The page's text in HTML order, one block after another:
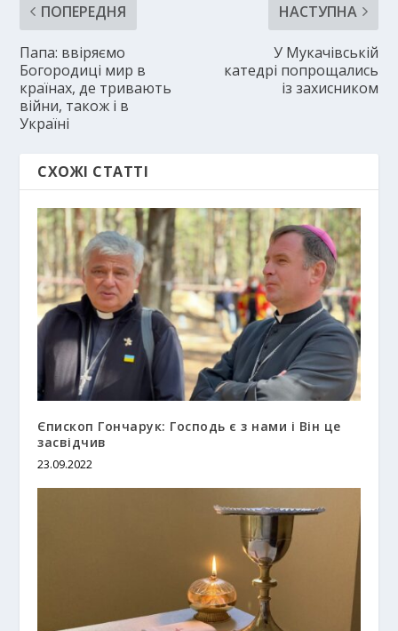
ПОПЕРЕДНЯ
Папа: ввіряємо
Богородиці мир в
країнах, де тривають
війни, також і в
Україні
НАСТУПНА
У Мукачівській
катедрі попрощались
із захисником
СХОЖІ СТАТТІ
Єпископ Гончарук: Господь є з нами і Він це
засвідчив
23.09.2022